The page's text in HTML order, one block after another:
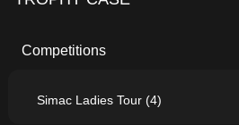
Competitions
Simac Ladies Tour (4)